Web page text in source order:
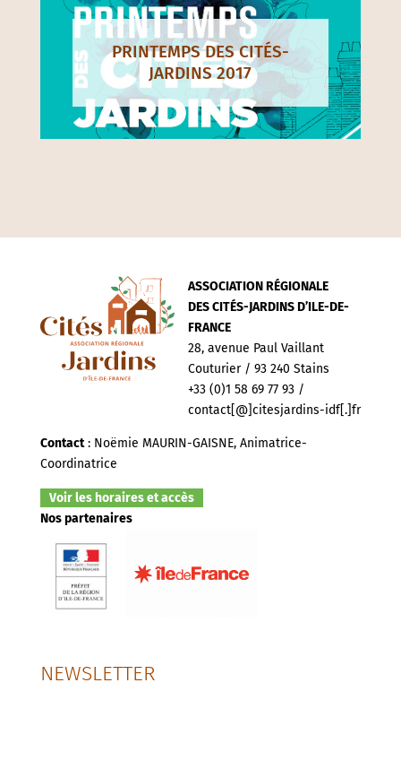
PRINTEMPS DES CITÉS-
JARDINS 2017
ASSOCIATION RÉGIONALE
DES CITÉS-JARDINS D’ILE-DE-
FRANCE
28, avenue Paul Vaillant
Couturier / 93 240 Stains
+33 (0)1 58 69 77 93 /
contact[@]citesjardins-idf[.]fr
Contact: Noëmie MAURIN-GAISNE, Animatrice-
Coordinatrice
Voir les horaires et accès
Nos partenaires
NEWSLETTER